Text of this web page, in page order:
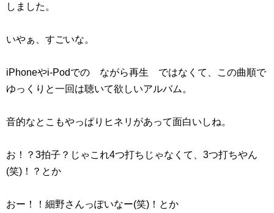
しました。
いやぁ、すごいな。
iPhoneやi-Podでの ながら再生 ではなくて、この曲順で
ゆっくりと一回は聴いて欲しいアルバム。
音的なとこもやっぱりヒネリがあって面白いしね。
お！？3拍子？じゃこれ4つ打ちじゃなくて、3つ打ちやん
(笑)！？とか
おー！！細野さんっぽいなー(笑)！とか